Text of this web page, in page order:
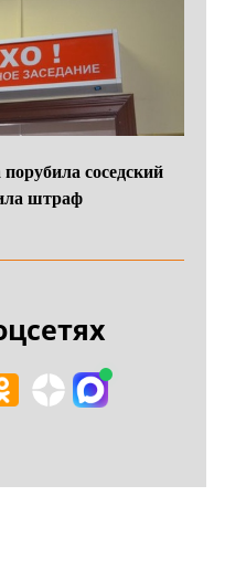
соседский
штраф